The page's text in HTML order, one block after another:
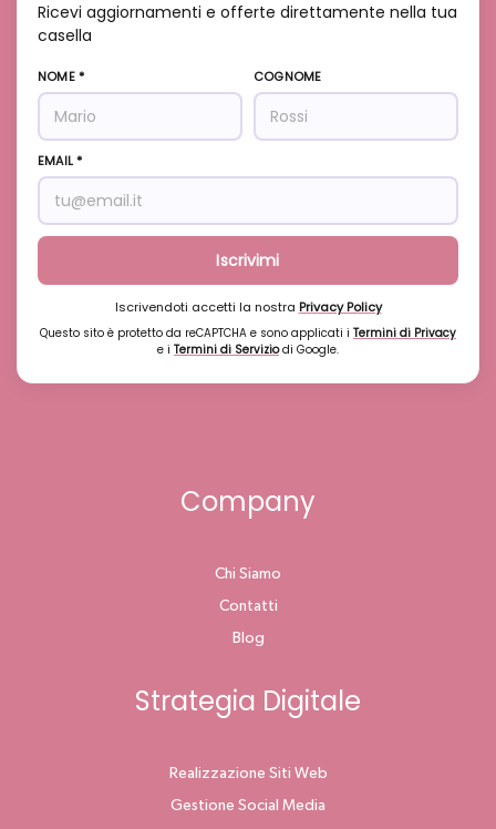
Ricevi aggiornamenti e offerte direttamente nella tua
casella
NOME * COGNOME
EMAIL *
Iscrivimi
Iscrivendoti accetti la nostra Privacy Policy
Questo sito è protetto da reCAPTCHA e sono applicati i Termini di Privacy
e i Termini di Serviziodi Google.
Company
Chi Siamo
Contatti
Blog
Strategia Digitale
Realizzazione Siti Web
Gestione Social Media